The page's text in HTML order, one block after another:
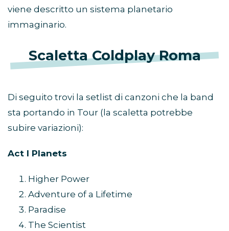
viene descritto un sistema planetario
immaginario.
Scaletta Coldplay Roma
Di seguito trovi la setlist di canzoni che la band
sta portando in Tour (la scaletta potrebbe
subire variazioni):
Act I Planets
Higher Power
Adventure of a Lifetime
Paradise
The Scientist